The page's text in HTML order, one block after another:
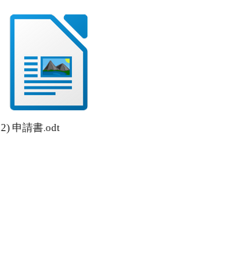
2) 申請書.odt